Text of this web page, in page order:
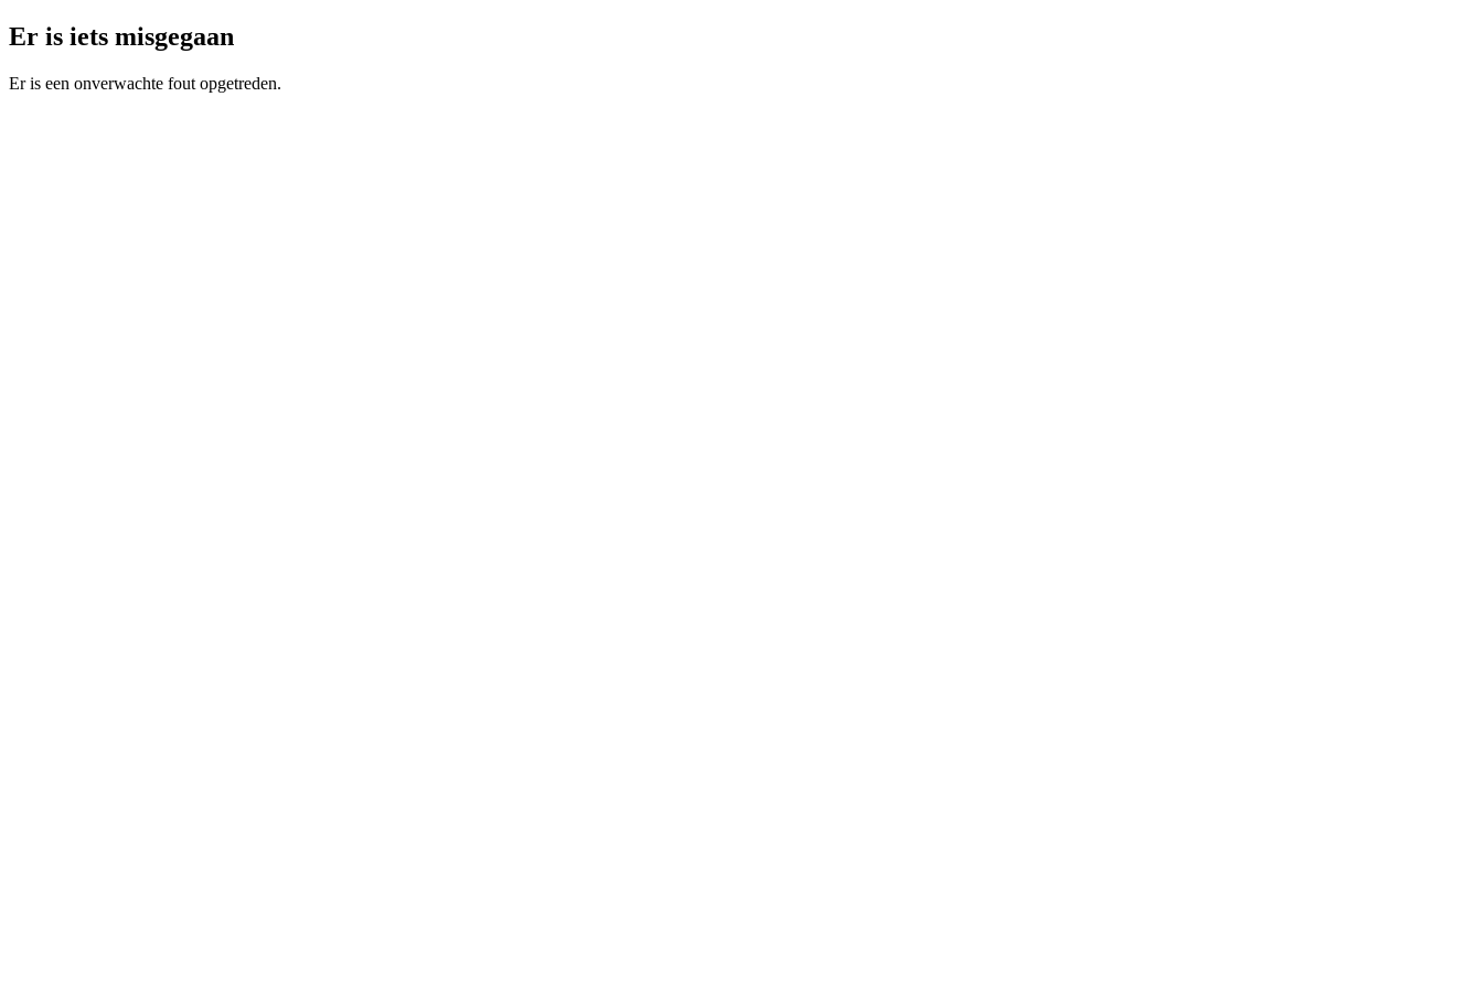
Er is iets misgegaan
Er is een onverwachte fout opgetreden.